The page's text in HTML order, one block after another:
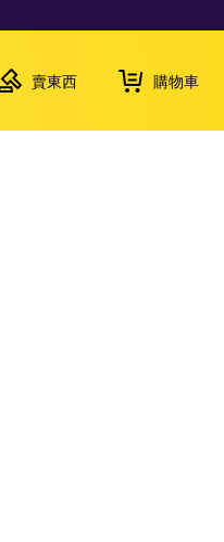
賣東西 購物車